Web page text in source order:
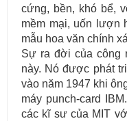
cứng, bền, khó bể,
mềm mại, uốn lượn
mẫu hoa văn chính
Sự ra đời của công
này. Nó được phát
vào năm 1947 khi
máy punch-card
các kĩ sư của MIT